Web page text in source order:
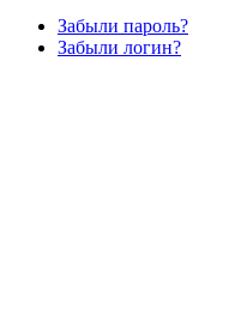
Забыли пароль?
Забыли логин?